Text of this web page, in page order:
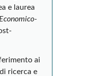
e laurea
ai
ricerca e